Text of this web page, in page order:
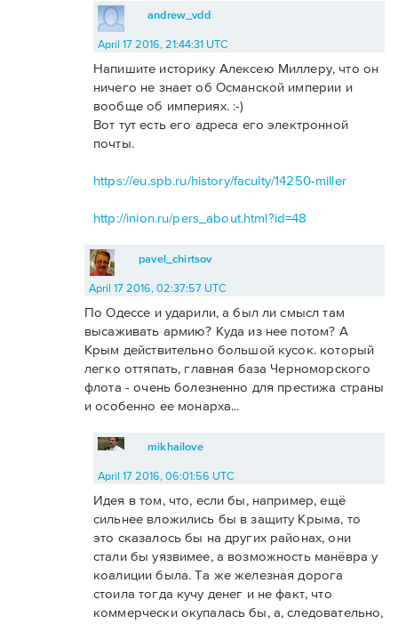
andrew_vdd
April 17 2016, 21:44:31 UTC
Напишите историку Алексею Миллеру, что он
ничего не знает об Османской империи и
вообще об империях. :-)
Вот тут есть его адреса его электронной
почты.
https://eu.spb.ru/history/faculty/14250-miller
http://inion.ru/pers_about.html?id=48
pavel_chirtsov
April 17 2016, 02:37:57 UTC
По Одессе и ударили, а был ли смысл там
высаживать армию? Куда из нее потом? А
Крым действительно большой кусок. который
легко оттяпать, главная база Черноморского
флота - очень болезненно для престижа страны
и особенно ее монарха...
mikhailove
April 17 2016, 06:01:56 UTC
Идея в том, что, если бы, например, ещё
сильнее вложились бы в защиту Крыма, то
это сказалось бы на других районах, они
стали бы уязвимее, а возможность манёвра у
коалиции была. Та же железная дорога
стоила тогда кучу денег и не факт, что
коммерчески окупалась бы, а, следовательно,